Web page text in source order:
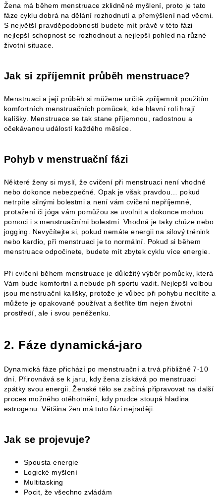
Žena má během menstruace zklidněné myšlení, proto je tato
fáze cyklu dobrá na dělání rozhodnutí a přemýšlení nad věcmi.
S největší pravděpodobností budete mít právě v této fázi
nejlepší schopnost se rozhodnout a nejlepší pohled na různé
životní situace.
Jak si zpříjemnit průběh menstruace?
Menstruaci a její průběh si můžeme určitě zpříjemnit použitím
komfortních menstruačních pomůcek, kde hlavní roli hrají
kalíšky. Menstruace se tak stane příjemnou, radostnou a
očekávanou událostí každého měsíce.
Pohyb v menstruační fázi
Některé ženy si myslí, že cvičení při menstruaci není vhodné
nebo dokonce nebezpečné. Opak je však pravdou… pokud
netrpíte silnými bolestmi a není vám cvičení nepříjemné,
protažení či jóga vám pomůžou se uvolnit a dokonce mohou
pomoci i s menstruačními bolestmi. Vhodná je taky chůze nebo
jogging. Nevyčítejte si, pokud nemáte energii na silový trénink
nebo kardio, při menstruaci je to normální. Pokud si během
menstruace odpočinete, budete mít zbytek cyklu více energie.
Při cvičení během menstruace je důležitý výběr pomůcky, která
Vám bude komfortní a nebude při sportu vadit. Nejlepší volbou
jsou menstruační kalíšky, protože je vůbec při pohybu necítíte a
můžete je opakovaně používat a šetříte tím nejen životní
prostředí, ale i svou peněženku.
2. Fáze dynamická-jaro
Dynamická fáze přichází po menstruační a trvá přibližně 7-10
dní. Přirovnává se k jaru, kdy žena získává po menstruaci
zpátky svou energii. Ženské tělo se začíná připravovat na další
proces možného otěhotnění, kdy prudce stoupá hladina
estrogenu. Většina žen má tuto fázi nejraději.
Jak se projevuje?
Spousta energie
Logické myšlení
Multitasking
Pocit, že všechno zvládám